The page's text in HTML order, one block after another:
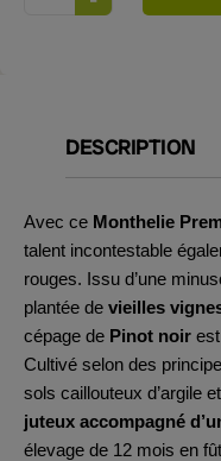
DESCRIPTION
Avec ce Monthelie
talent incontestable
rouges. Issu d’une
plantée de vieilles
cépage de Pinot noir
Cultivé selon des
sols caillouteux d’argile
juteux accompagné
élevage de 12 mois en